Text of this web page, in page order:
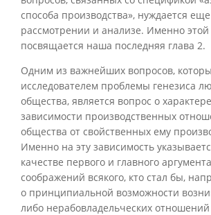
способа производства», нуждается
рассмотрении и анализе. Именно этой
посвящается наша последняя глава 2.
Одним из важнейших вопросов,
исследователем проблемы генезиса
общества, является вопрос о
зависимости производственных
общества от свойственных ему
Именно на эту зависимость
качестве первого и главного
соображений всякого, кто стал бы,
о принципиальной возможности
либо нерабовладельческих